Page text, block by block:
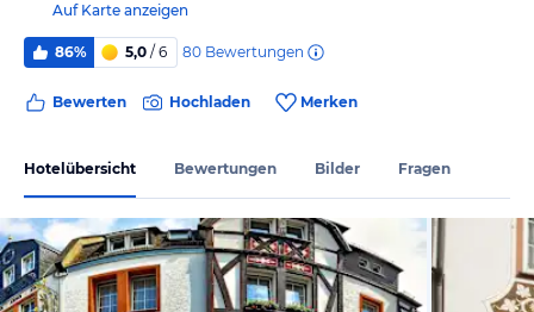
Auf Karte anzeigen
86% 5,0 / 6 80 Bewertungen
Bewerten Hochladen Merken
Hotelübersicht Bewertungen Bilder Fragen